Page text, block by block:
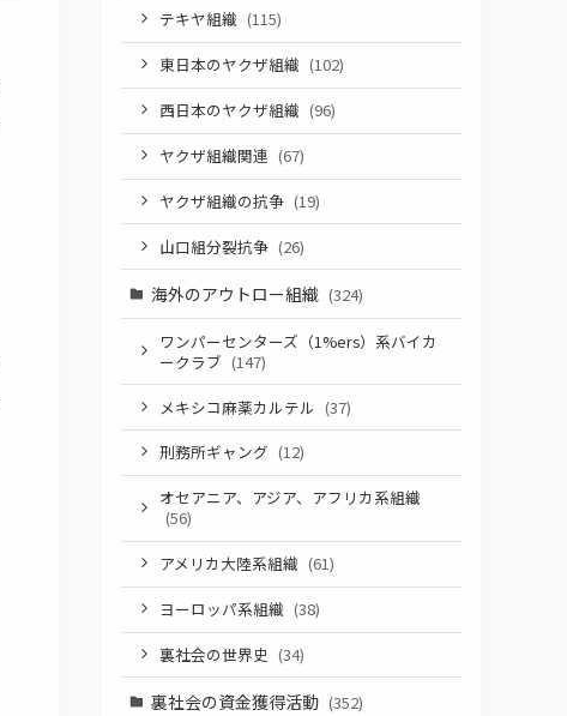
テキヤ組織 (115)
東日本のヤクザ組織 (102)
西日本のヤクザ組織 (96)
ヤクザ組織関連 (67)
ヤクザ組織の抗争 (19)
山口組分裂抗争 (26)
海外のアウトロー組織 (324)
ワンパーセンターズ（1%ers）系バイカ
ークラブ (147)
メキシコ麻薬カルテル (37)
刑務所ギャング (12)
オセアニア、アジア、アフリカ系組織
(56)
アメリカ大陸系組織 (61)
ヨーロッパ系組織 (38)
裏社会の世界史 (34)
裏社会の資金獲得活動 (352)